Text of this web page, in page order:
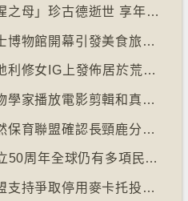
【十萬八千里】「黑猩猩之母」珍古德逝世 享年91歲
【十萬八千里】巴黎芝士博物館開幕引發美食旅遊熱潮
【十萬八千里】三名奧地利修女IG上發佈居於荒廢修道院情況結果廣受歡迎
【十萬八千里】加州生物學家播放電影剪輯和真人聲音驅狼
【十萬八千里】國際自然保育聯盟確認長頸鹿分四個品種有助制訂保育方案
【十萬八千里】⁠微軟成立50周年全球仍有多項民生系統沿用舊視窗系統
【十萬八千里】非洲聯盟支持爭取停用麥卡托投影法地點